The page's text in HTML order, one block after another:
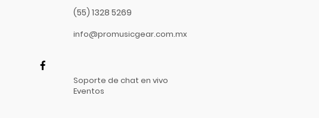
Celestion
Champion
(55) 1328 5269
info@promusicgear.com.mx
Soporte de chat en vivo
Eventos